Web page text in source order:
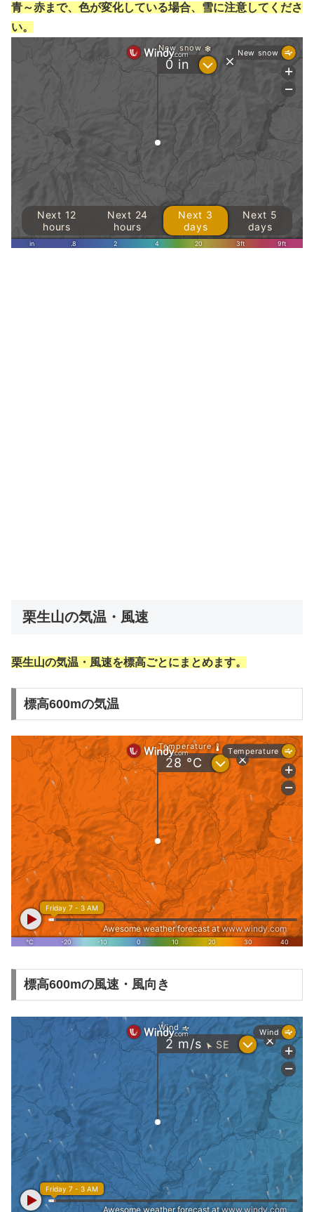
青～赤まで、色が変化している場合、雪に注意してくださ
い。
栗生山の気温・風速
栗生山の気温・風速を標高ごとにまとめます。
標高600mの気温
標高600mの風速・風向き